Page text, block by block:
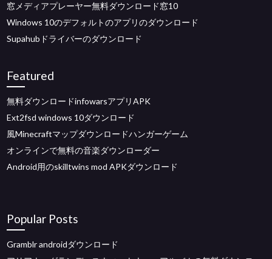
窓メディアプレーヤー無料ダウンロード窓10
Windows 10のデフォルトのアプリのダウンロード
Supahubドライバーのダウンロード
Featured
無料ダウンロードinfowarsアプリAPK
Ext2fsd windows 10ダウンロード
風Minecraftマップダウンロードハンガーゲーム
オンラインで無料の音楽ダウンローダー
Android用のskilltwins mod APKダウンロード
Popular Posts
Gramblr androidダウンロード